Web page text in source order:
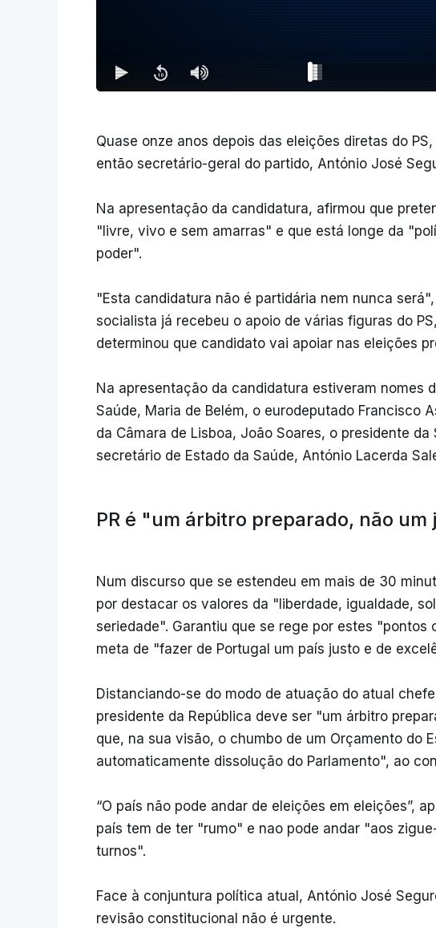
Quase onze anos depois das eleições diretas do
então secretário-geral do partido, António José
Na apresentação da candidatura, afirmou que
"livre, vivo e sem amarras" e que está longe da
poder".
"Esta candidatura não é partidária nem nunca
socialista já recebeu o apoio de várias figuras do
determinou que candidato vai apoiar nas eleições
Na apresentação da candidatura estiveram nomes
Saúde, Maria de Belém, o eurodeputado Francisco
da Câmara de Lisboa, João Soares, o presidente
secretário de Estado da Saúde, António Lacerda
PR é "um árbitro preparado, não um
Num discurso que se estendeu em mais de 30
por destacar os valores da "liberdade, igualdade,
seriedade". Garantiu que se rege por estes "pontos
meta de "fazer de Portugal um país justo e de
Distanciando-se do modo de atuação do atual
presidente da República deve ser "um árbitro
que, na sua visão, o chumbo de um Orçamento do
automaticamente dissolução do Parlamento", ao
“O país não pode andar de eleições em eleições”,
país tem de ter "rumo" e nao pode andar "aos
turnos".
Face à conjuntura política atual, António José
revisão constitucional não é urgente.